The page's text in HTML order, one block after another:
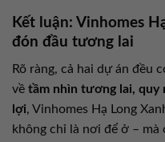
Kết luận: Vinhomes
đón đầu tương lai
Rõ ràng, cả hai dự án đều
về tầm nhìn tương lai, quy
lợi, Vinhomes Hạ Long
không chỉ là nơi để ở – mà